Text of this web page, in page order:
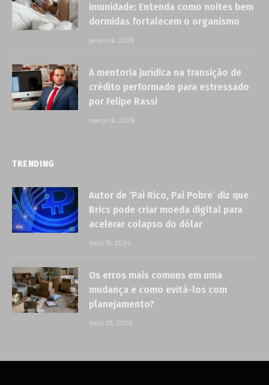
imunidade: Entenda como noites bem
dormidas fortalecem o organismo
janeiro 6, 2026
A mentoria jurídica na transição de
crédito performado para estressado
por Felipe Rassi
março 16, 2026
TRENDING
Autor de ‘Pai Rico, Pai Pobre’ diz que
Brics pode criar moeda digital para
acelerar colapso do dólar
maio 15, 2024
Os erros mais comuns em uma
mudança e como evitá-los com
planejamento?
maio 25, 2026